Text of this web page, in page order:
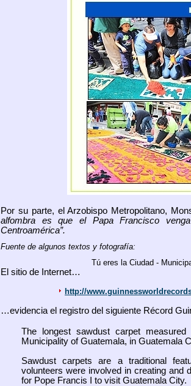
Por su parte, el Arzobispo Metropolitano,
alfombra es que el Papa Francisco
Centroamérica”.
Fuente de algunos textos y fotografía:
Tú eres la Ciudad -
El sitio de Internet…
http://
…evidencia el registro del siguiente Récord
The longest sawdust carpet
Municipality of Guatemala, in Guatemala
Sawdust carpets are a traditional
volunteers were involved in creating and
for Pope Francis I to visit Guatemala City.